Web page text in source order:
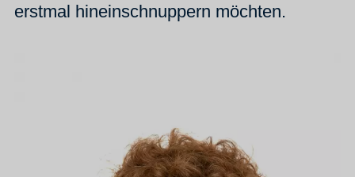
erstmal hineinschnuppern möchten.